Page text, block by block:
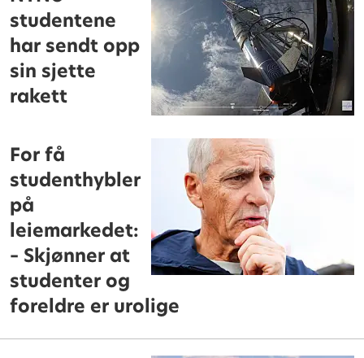
studentene
har sendt opp
sin sjette
rakett
For få
studenthybler
på
leiemarkedet:
– Skjønner at
studenter og
foreldre er urolige